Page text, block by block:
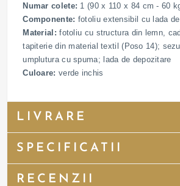
Numar colete: 1 (90 x 110 x 84 cm - 60
Componente: fotoliu extensibil cu lada
Material:fotoliu cu structura din lemn,
tapiterie din material textil (Poso 14);
umplutura cu spuma; lada de depozitare
Culoare: verde inchis
LIVRARE
SPECIFICATII
RECENZII